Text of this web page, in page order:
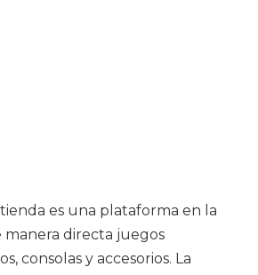
es una plataforma en la
directa juegos
consolas y accesorios. La